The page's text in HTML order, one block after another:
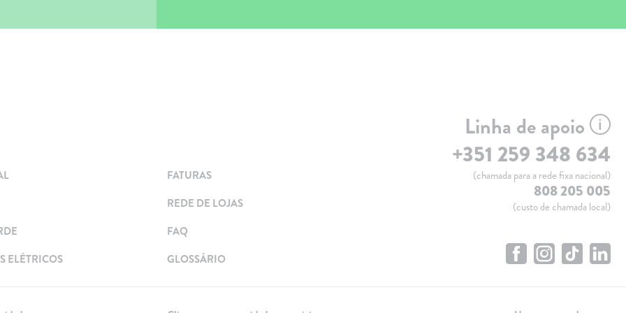
ELÉTRICOS
FATURAS
REDE DE LOJAS
FAQ
GLOSSÁRIO
Linha de apoio
+351 259 348 634
(chamada para a rede fixa nacional)
808 205 005
(custo de chamada local)